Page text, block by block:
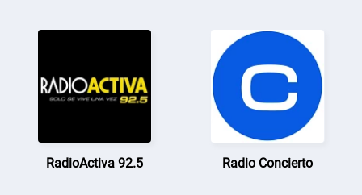
RadioActiva 92.5 Radio Concierto